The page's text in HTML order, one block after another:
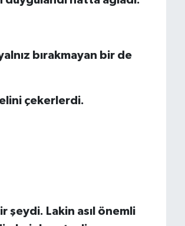
bırakmayan bir de
çekerlerdi.
şeydi. Lakin asıl önemli